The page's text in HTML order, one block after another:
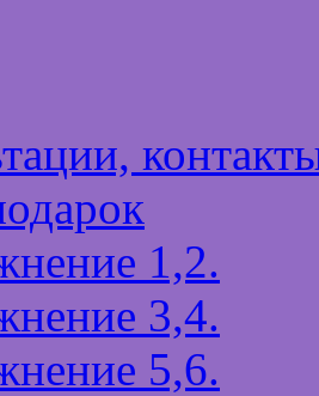
1,2.
3,4.
5,6.